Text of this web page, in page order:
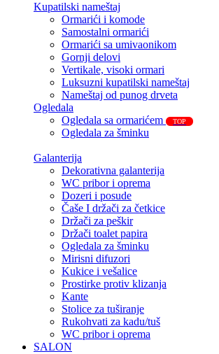
Kupatilski nameštaj
Ormarići i komode
Samostalni ormarići
Ormarići sa umivaonikom
Gornji delovi
Vertikale, visoki ormari
Luksuzni kupatilski nameštaj
Nameštaj od punog drveta
Ogledala
Ogledala sa ormarićem
TOP
Ogledala za šminku
Galanterija
Dekorativna galanterija
WC pribor i oprema
Dozeri i posude
Čaše I držači za četkice
Držači za peškir
Držači toalet papira
Ogledala za šminku
Mirisni difuzori
Kukice i vešalice
Prostirke protiv klizanja
Kante
Stolice za tuširanje
Rukohvati za kadu/tuš
WC pribor i oprema
SALON